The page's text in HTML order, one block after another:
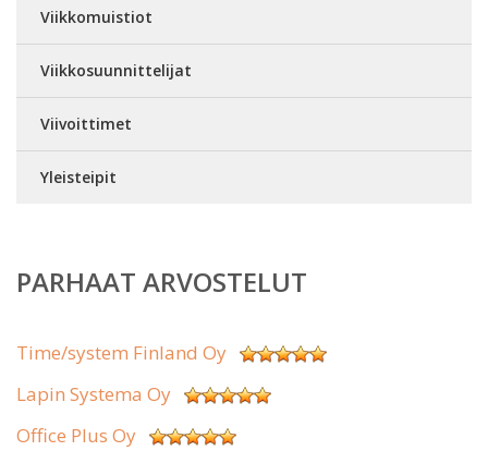
Viikkomuistiot
Viikkosuunnittelijat
Viivoittimet
Yleisteipit
PARHAAT ARVOSTELUT
Time/system Finland Oy
Lapin Systema Oy
Office Plus Oy